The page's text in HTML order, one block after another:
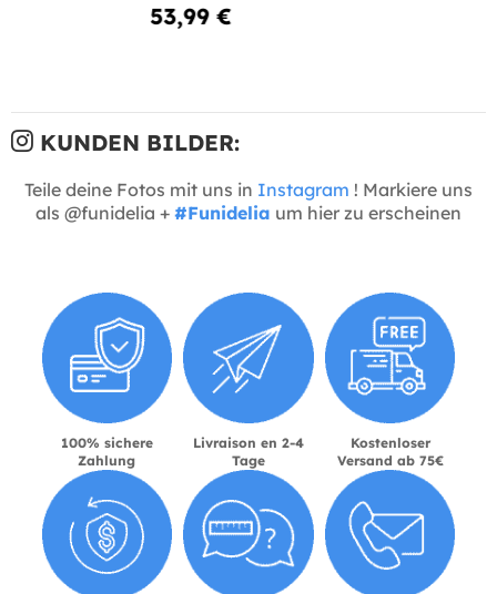
53,99 €
KUNDEN BILDER:
Teile deine Fotos mit uns in Instagram ! Markiere uns
als @funidelia + #Funidelia um hier zu erscheinen
100% sichere
Zahlung
Livraison en 2-4
Tage
Kostenloser
Versand ab 75€